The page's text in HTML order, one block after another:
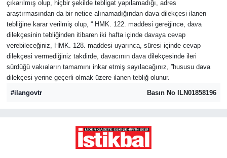
çıkarılmış olup, hiçbir şekilde tebligat yapılamadığı, adres
araştırmasından da bir netice alınamadığından dava dilekçesi ilanen
tebliğine karar verilmiş olup, “ HMK. 122. maddesi gereğince, dava
dilekçesinin tebliğinden itibaren iki hafta içinde davaya cevap
verebileceğiniz, HMK. 128. maddesi uyarınca, süresi içinde cevap
dilekçesi vermediğiniz takdirde, davacının dava dilekçesinde ileri
sürdüğü vakıaların tamamını inkar etmiş sayılacağınız, ”hususu dava
dilekçesi yerine geçerli olmak üzere ilanen tebliğ olunur.
#ilangovtr
Basın No ILN01858196
Resmi ilanlar